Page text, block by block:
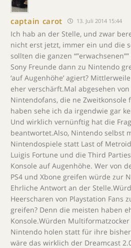
captain carot 13. Juli 2014 15:44
Ich hab an der Stelle, und zwar
nicht erst jetzt, immer ein und die
sollten die ganzen
Sony Freunde dann zu Nintendo
‘auf Augenhöhe’ agiert?
eher verschärft.Mal abgesehen
Nintendofans, die ne Zweitkonsole
haben sehe ich da irgendwie gar
Und wirklich vernünftig hat die
beantwortet.Also, Nintendo selbst
Nintendospiele statt Last of
Luigis Fortune und die Third
Konsole auf Augenhöhe. Wer von
PS4 und Xbone greifen würde zur
Ehrliche Antwort an der
Heerscharen von Playstation Fans
greifen? Denn die meisten haben
Konsole.Würden
Nintendo holen statt für ihre
wäre das wirklich der Dreamcast